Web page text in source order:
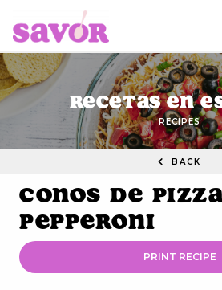
Recetas en
RECIPES
BACK
Conos de
Pepperoni
PRINT RECIPE